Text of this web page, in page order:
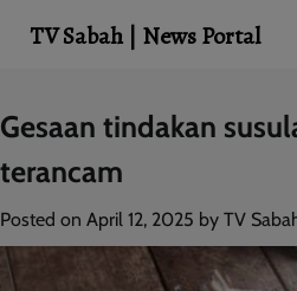
Skip
to
content
Gesaan tindakan
terancam
Posted on April 12, 2025 by TV
TV Sabah | News Portal